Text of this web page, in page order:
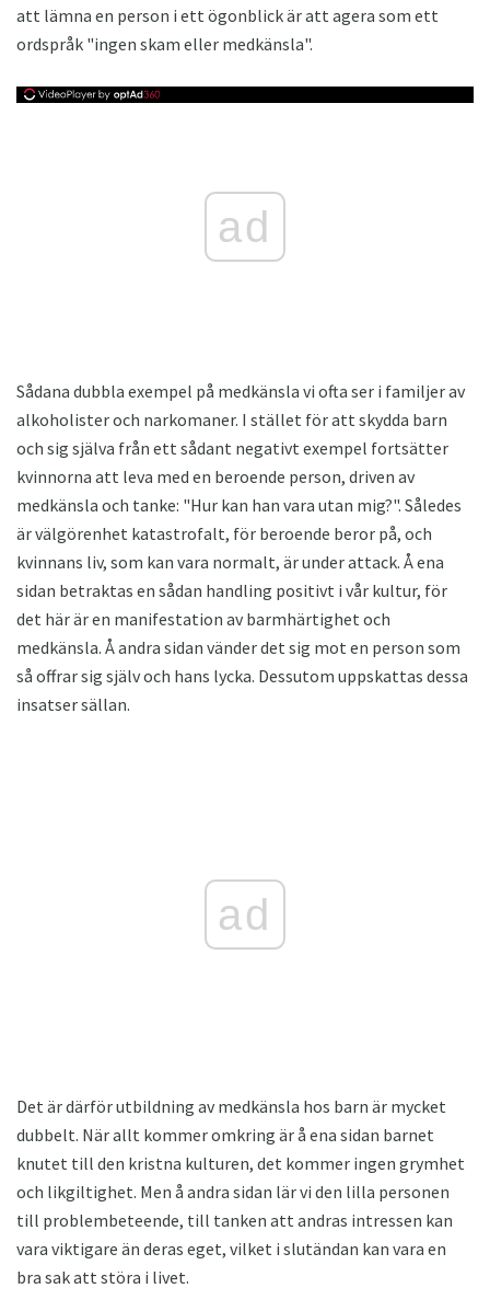
att lämna en person i ett ögonblick är att agera som ett
ordspråk "ingen skam eller medkänsla".
ad
Sådana dubbla exempel på medkänsla vi ofta ser i familjer av
alkoholister och narkomaner. I stället för att skydda barn
och sig själva från ett sådant negativt exempel fortsätter
kvinnorna att leva med en beroende person, driven av
medkänsla och tanke: "Hur kan han vara utan mig?". Således
är välgörenhet katastrofalt, för beroende beror på, och
kvinnans liv, som kan vara normalt, är under attack. Å ena
sidan betraktas en sådan handling positivt i vår kultur, för
det här är en manifestation av barmhärtighet och
medkänsla. Å andra sidan vänder det sig mot en person som
så offrar sig själv och hans lycka. Dessutom uppskattas dessa
insatser sällan.
ad
Det är därför utbildning av medkänsla hos barn är mycket
dubbelt. När allt kommer omkring är å ena sidan barnet
knutet till den kristna kulturen, det kommer ingen grymhet
och likgiltighet. Men å andra sidan lär vi den lilla personen
till problembeteende, till tanken att andras intressen kan
vara viktigare än deras eget, vilket i slutändan kan vara en
bra sak att störa i livet.